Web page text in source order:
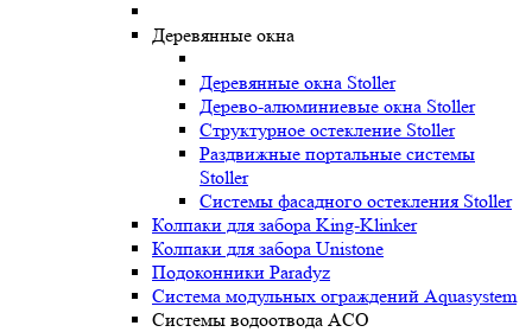
Деревянные окна
Деревянные окна Stoller
Дерево-алюминиевые окна Stoller
Структурное остекление Stoller
Раздвижные портальные системы
Stoller
Системы фасадного остекления Stoller
Колпаки для забора King-Klinker
Колпаки для забора Unistone
Подоконники Paradyz
Система модульных ограждений Aquasystem
Системы водоотвода ACO